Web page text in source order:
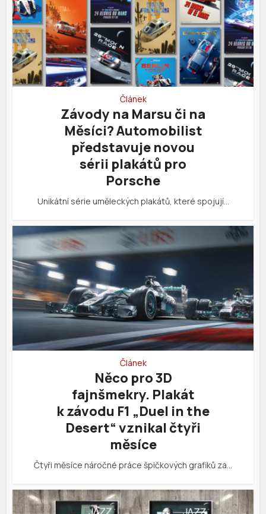
Článek
Závody na Marsu či na
Měsíci? Automobilist
představuje novou
sérii plakátů pro
Porsche
Unikátní série uměleckých plakátů, které spojují…
Článek
Něco pro 3D
fajnšmekry. Plakát
k závodu F1 „Duel in the
Desert“ vznikal čtyři
měsíce
Čtyři měsíce náročné práce špičkových grafiků za…